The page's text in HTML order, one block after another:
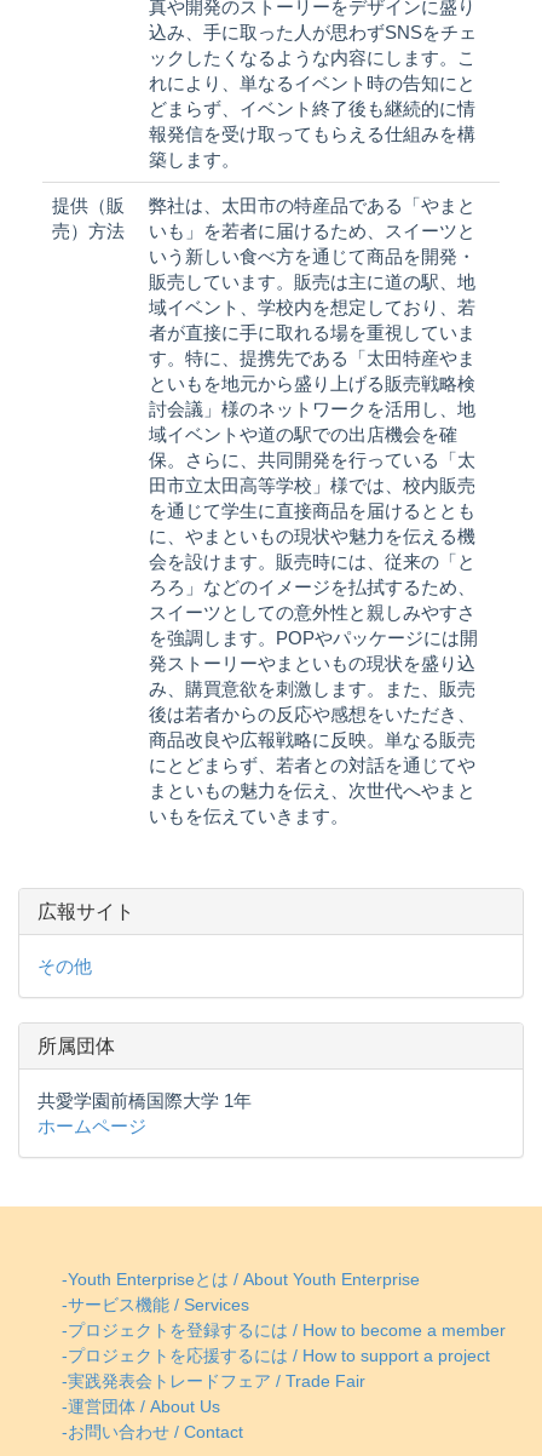
真や開発のストーリーをデザインに盛り
込み、手に取った人が思わずSNSをチェ
ックしたくなるような内容にします。こ
れにより、単なるイベント時の告知にと
どまらず、イベント終了後も継続的に情
報発信を受け取ってもらえる仕組みを構
築します。
提供（販
売）方法
弊社は、太田市の特産品である「やまと
いも」を若者に届けるため、スイーツと
いう新しい食べ方を通じて商品を開発・
販売しています。販売は主に道の駅、地
域イベント、学校内を想定しており、若
者が直接に手に取れる場を重視していま
す。特に、提携先である「太田特産やま
といもを地元から盛り上げる販売戦略検
討会議」様のネットワークを活用し、地
域イベントや道の駅での出店機会を確
保。さらに、共同開発を行っている「太
田市立太田高等学校」様では、校内販売
を通じて学生に直接商品を届けるととも
に、やまといもの現状や魅力を伝える機
会を設けます。販売時には、従来の「と
ろろ」などのイメージを払拭するため、
スイーツとしての意外性と親しみやすさ
を強調します。POPやパッケージには開
発ストーリーやまといもの現状を盛り込
み、購買意欲を刺激します。また、販売
後は若者からの反応や感想をいただき、
商品改良や広報戦略に反映。単なる販売
にとどまらず、若者との対話を通じてや
まといもの魅力を伝え、次世代へやまと
いもを伝えていきます。
広報サイト
その他
所属団体
共愛学園前橋国際大学 1年
ホームページ
-Youth Enterpriseとは / About Youth Enterprise
-サービス機能 / Services
-プロジェクトを登録するには / How to become a member
-プロジェクトを応援するには / How to support a project
-実践発表会トレードフェア / Trade Fair
-運営団体 / About Us
-お問い合わせ / Contact